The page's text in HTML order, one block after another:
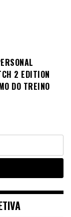
2 EDITION
DO TREINO